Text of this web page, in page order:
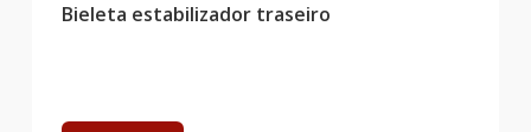
Bieleta estabilizador traseiro